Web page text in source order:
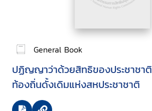
General Book
ปฏิญญาว่าด้วยสิทธิของประชาชาติ
ท้องถิ่นดั้งเดิมแห่งสหประชาชาติ